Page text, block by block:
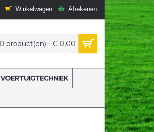
Winkelwagen Afrekenen
0 product(en) - € 0,00
VOERTUIGTECHNIEK